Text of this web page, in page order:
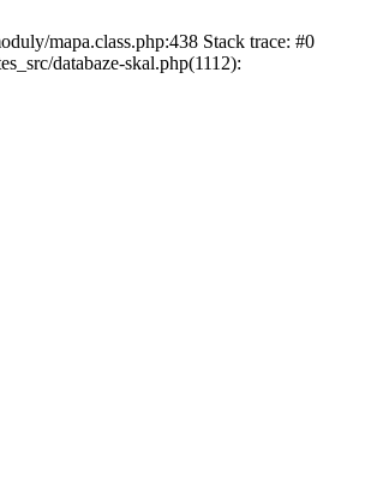
mapa.class.php:438 Stack trace: #0
databaze-skal.php(1112):